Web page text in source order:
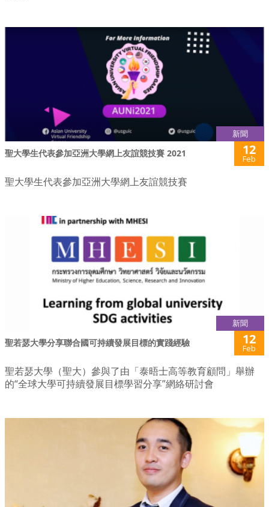
新聞
聖大學生代表參加亞洲大學網上友誼競技賽 2021 12
Feb
聖大學生代表參加亞洲大學網上友誼競技賽
新聞
聖若瑟大學分享聯合國可持續發展目標的實踐經驗 12
Feb
聖若瑟大學（聖大）參與了由「泰晤士高等教育顧問」舉辦
的“全球大學可持續發展目標學習分享”網絡研討會